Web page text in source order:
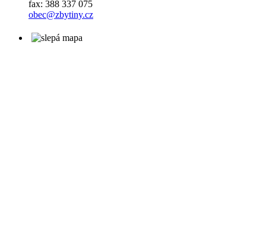
fax: 388 337 075
obec@zbytiny.cz